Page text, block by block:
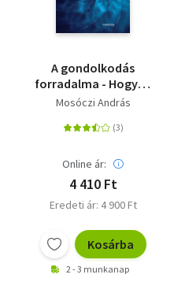
A gondolkodás
forradalma - Hogyan
alakítja a matematika
Mosóczi András
Online ár:
4 410 Ft
Eredeti ár: 4 900 Ft
Kosárba
2 - 3 munkanap